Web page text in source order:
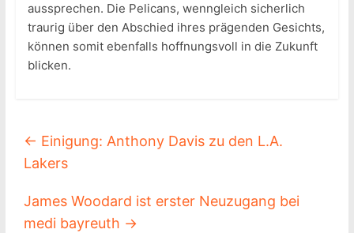
aussprechen. Die Pelicans, wenngleich sicherlich
traurig über den Abschied ihres prägenden Gesichts,
können somit ebenfalls hoffnungsvoll in die Zukunft
blicken.
← Einigung: Anthony Davis zu den L.A.
Lakers
James Woodard ist erster Neuzugang bei
medi bayreuth →